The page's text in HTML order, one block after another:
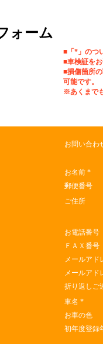
ォーム
■「*」のつ
■車検証を
■損傷箇所
可能です。
※あくまで
お問い合わ
お名前 *
郵便番号
ご住所
お電話番号
ＦＡＸ番号
メールアド
メールアド
折り返しご
車名 *
お車の色
初年度登録